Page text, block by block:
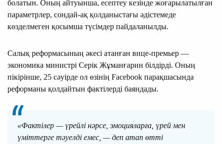
болатын. Оның айтуынша, есептеу кезінде жоғарылатылған
параметрлер, сондай-ақ қолданыстағы әдістемеде
көзделмеген қосымша түсімдер пайдаланылды.
Салық реформасының әкесі атанған вице-премьер —
экономика министрі Серік Жұманғарин білдірді. Оның
пікірінше, 25 сәуірде ол өзінің Facebook парақшасында
реформаны қолдайтын фактілерді баяндады.
«Фактілер — үрейлі нәрсе, эмоцияларға, үрей мен
үміттерге тәуелді емес, — деп атап өтті